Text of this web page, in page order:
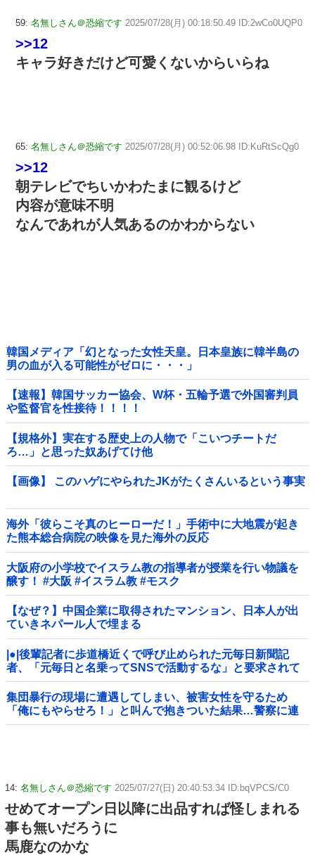
59: 名無しさん＠恐縮です 2025/07/28(月) 00:18:50.49 ID:2wCo0UQP0
>>12
キャラ好きだけど可愛くないからいらね
65: 名無しさん＠恐縮です 2025/07/28(月) 00:52:06.98 ID:KuRtScQg0
>>12
朝テレビでちいかわたまに観るけど
内容が意味不明
なんであれが人気あるのかわからない
韓国メディア「幻となった女性天皇。日本皇族に韓半島の
男の血が入る可能性がゼロに・・・」
【速報】韓国サッカー協会、W杯・五輪予選で外国審判員
や監督官を性接待！！！！
【規格外】実在する歴史上の人物で「こいつチートだ
ろ…」と思った奴あげてけ他
【画像】 このハゲにやられたJKがたくさんいるという事実
海外「彼らこそ真のヒーローだ！」手術中に大地震が起き
た熊本総合病院の映像を見た海外の反応
大阪府の小学校でイスラム教の指導者が授業を行い物議を
醸す！ #大阪 #イスラム教 #モスク
【なぜ？】中国企業に取得されたマンション、日本人が出
ていきネパール人で埋まる
|●|後輩記者に歩道橋近くで呼び止められた元毎日新聞記
者、「元毎日と名乗ってSNSで活動するな」と要求されて
しまい……
集団暴行の現場に遭遇してしまい、被害女性を守るため
「俺にもやらせろ！」と叫んで抱きついた結果…警察に連
行され〇〇扱いされる悲劇へ←機転を利かせた結果が裏目
14: 名無しさん＠恐縮です 2025/07/27(日) 20:40:53.34 ID:bqVPCS/C0
せめてオープン日以降に出品すれば怪しまれる
事も無いだろうに
馬鹿なのかな